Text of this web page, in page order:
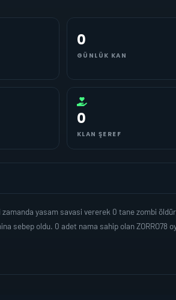
0
GÜNLÜK KAN
0
KLAN ŞEREF
yasam savasi vererek 0 tane zombi
sebep oldu. 0 adet nama sahip olan ZORRO78